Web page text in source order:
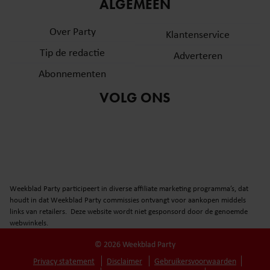
partners kunnen deze gegevens combineren met andere
verzameld op basis van uw gebruik van hun services. U
gaat akkoord met onze cookies als u onze website blijft
ALGEMEEN
Over Party
Tip de redactie
Abonnementen
Klantenservice
Adverteren
VOLG ONS
Weekblad Party participeert in diverse affiliate marketing programma’s, dat
houdt in dat Weekblad Party commissies ontvangt voor aankopen middels
links van retailers. Deze website wordt niet gesponsord door de genoemde
webwinkels.
© 2026 Weekblad Party
Privacy statement
Disclaimer
Gebruikersvoorwaarden